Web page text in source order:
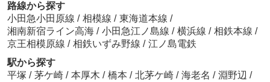
路線から探す
小田急小田原線 / 相模線 / 東海道本線 /
湘南新宿ライン高海 / 小田急江ノ島線 / 横浜線 / 相鉄本線 /
京王相模原線 / 相鉄いずみ野線 / 江ノ島電鉄
駅から探す
平塚 / 茅ケ崎 / 本厚木 / 橋本 / 北茅ケ崎 / 海老名 / 淵野辺 /